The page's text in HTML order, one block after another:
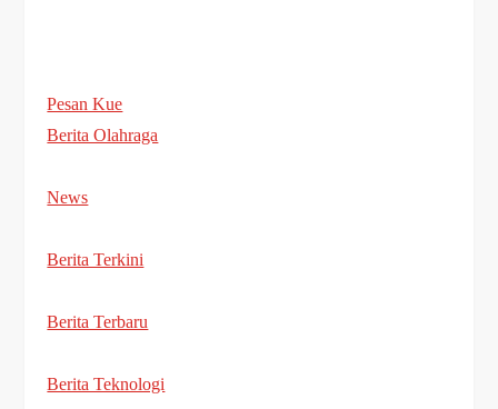
Pesan Kue
Berita Olahraga
News
Berita Terkini
Berita Terbaru
Berita Teknologi